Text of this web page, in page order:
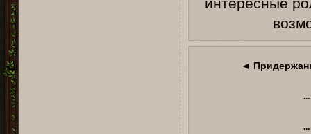
интересные
◄
...
...